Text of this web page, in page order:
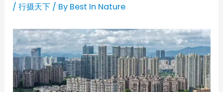
/行摄天下 / By Best In Nature